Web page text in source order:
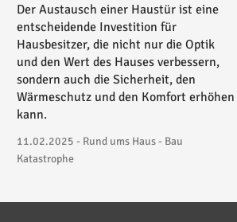
Der Austausch einer Haustür ist eine
entscheidende Investition für
Hausbesitzer, die nicht nur die Optik
und den Wert des Hauses verbessern,
sondern auch die Sicherheit, den
Wärmeschutz und den Komfort erhöhen
kann.
11.02.2025 - Rund ums Haus - Bau
Katastrophe